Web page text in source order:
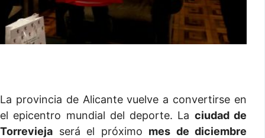
La provincia de Alicante vuelve a convertirse en
el epicentro mundial del deporte. La ciudad de
Torrevieja será el próximo mes de diciembre